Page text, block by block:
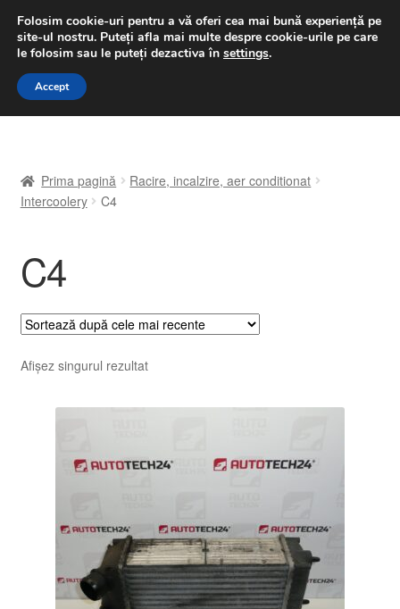
LIVRARE de la 33 lei
luni-vineri 9 a.m. - 4 p.m.031 229 6816
Sari
Sari
A lua legatura
Coș
Despre noi
Livrare în toată lumea
Plângere
Plățile
Prima pagină
Racire, incalzire, aer conditionat
Intercoolery
C4
C4
Afișez singurul rezultat
Folosim cookie-uri pentru a vă oferi cea mai bună experiență pe
site-ul nostru. Puteți afla mai multe despre cookie-urile pe care
le folosim sau le puteți dezactiva în settings.
Accept